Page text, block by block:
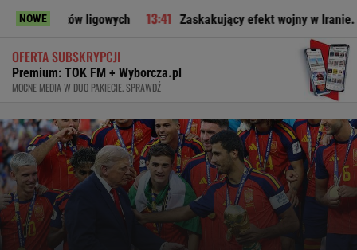
NOWE Zaskakujący efekt wojny w Iranie. Wenezuela w
OFERTA SUBSKRYPCJI
Premium: TOK FM + Wyborcza.pl
MOCNE MEDIA W DUO PAKIECIE. SPRAWDŹ